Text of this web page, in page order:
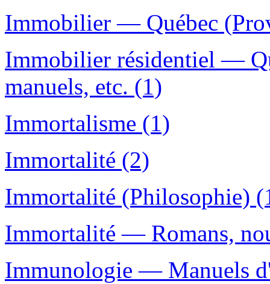
Immobilier — Québec
Immobilier résidentiel —
manuels, etc. (1)
Immortalisme (1)
Immortalité (2)
Immortalité (Philosophie)
Immortalité — Romans,
Immunologie — Manuels